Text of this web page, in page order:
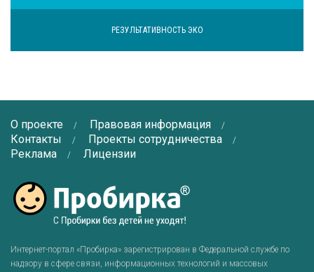
РЕЗУЛЬТАТИВНОСТЬ ЭКО
О проекте
Правовая информация
Контакты
Проекты сотрудничества
Реклама
Лицензии
Интернет-портал «Пробирка» зарегистрирован в Федеральной службе по
надзору в сфере связи, информационных технологий и массовых